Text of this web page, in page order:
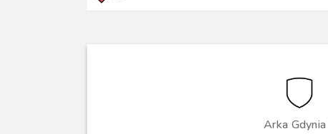
Arka Gdynia